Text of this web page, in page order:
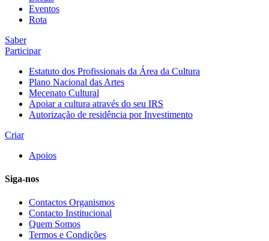
Eventos
Rota
Saber
Participar
Estatuto dos Profissionais da Área da Cultura
Plano Nacional das Artes
Mecenato Cultural
Apoiar a cultura através do seu IRS
Autorização de residência por Investimento
Criar
Apoios
Siga-nos
Contactos Organismos
Contacto Institucional
Quem Somos
Termos e Condições